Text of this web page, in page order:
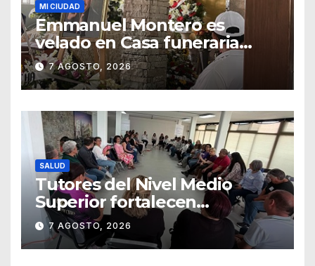
MI CIUDAD
Emmanuel Montero es
velado en Casa funeraria
Forasté
7 AGOSTO, 2026
SALUD
Tutores del Nivel Medio
Superior fortalecen
estrategias para la
prevención de la violencia en
el noviazgo
7 AGOSTO, 2026